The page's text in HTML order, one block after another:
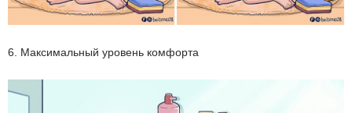
6. Максимальный уровень комфорта